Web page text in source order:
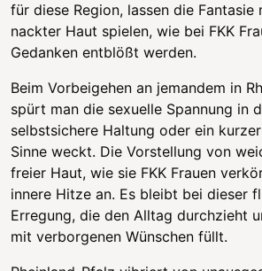
für diese Region, lassen die Fantasie
nackter Haut spielen, wie bei FKK
Gedanken entblößt werden.
Beim Vorbeigehen an jemandem in
spürt man die sexuelle Spannung in
selbstsichere Haltung oder ein
Sinne weckt. Die Vorstellung von
freier Haut, wie sie FKK Frauen
innere Hitze an. Es bleibt bei dieser
Erregung, die den Alltag durchzieht
mit verborgenen Wünschen füllt.